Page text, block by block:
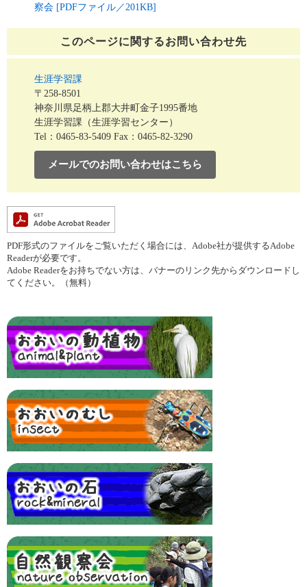
察会 [PDFファイル／201KB]
このページに関するお問い合わせ先
生涯学習課
〒258-8501
神奈川県足柄上郡大井町金子1995番地
生涯学習課（生涯学習センター）
Tel：0465-83-5409 Fax：0465-82-3290
メールでのお問い合わせはこちら
PDF形式のファイルをご覧いただく場合には、Adobe社が提供するAdobe
Readerが必要です。
Adobe Readerをお持ちでない方は、バナーのリンク先からダウンロードし
てください。（無料）